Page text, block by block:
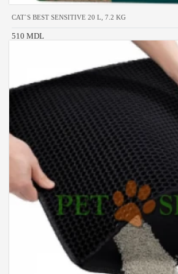
CAT`S BEST SENSITIVE 20 L, 7.2 KG
510 MDL